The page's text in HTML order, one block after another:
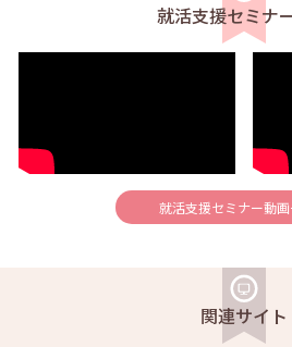
在職者
2026年04月01日(水) 在職者
【オンライン】4月23日（木）就職活動の
【釧路・対面】4月24日（金）就勝塾 応募
在職者
就活支援セミナ
就活支援セミナー動
関連サイト